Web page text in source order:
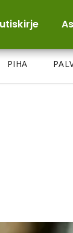
PIHA